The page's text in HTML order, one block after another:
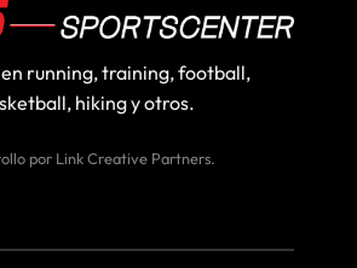
running, training, football,
hiking y otros.
por Link Creative Partners.